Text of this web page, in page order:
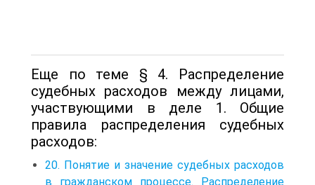
Еще по теме § 4. Распределение
судебных расходов между лицами,
участвующими в деле 1. Общие
правила распределения судебных
расходов:
20. Понятие и значение судебных расходов
в гражданском процессе. Распределение